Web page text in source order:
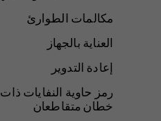
مكالمات الطوارئ
العناية بالجهاز
إعادة التدوير
رمز حاوية النفايات
خطان متقاطعان